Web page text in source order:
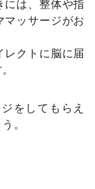
には、整体や指
マッサージがお
レクトに脳に届
をしてもらえ
。